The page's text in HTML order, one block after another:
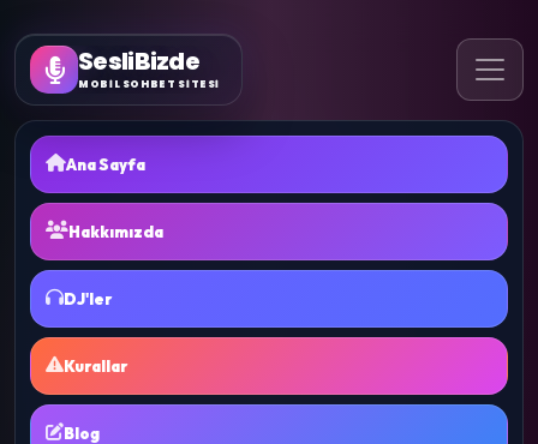
SesliBizde
MOBİL SOHBET SİTESİ
Ana Sayfa
Hakkımızda
DJ'ler
Kurallar
Blog